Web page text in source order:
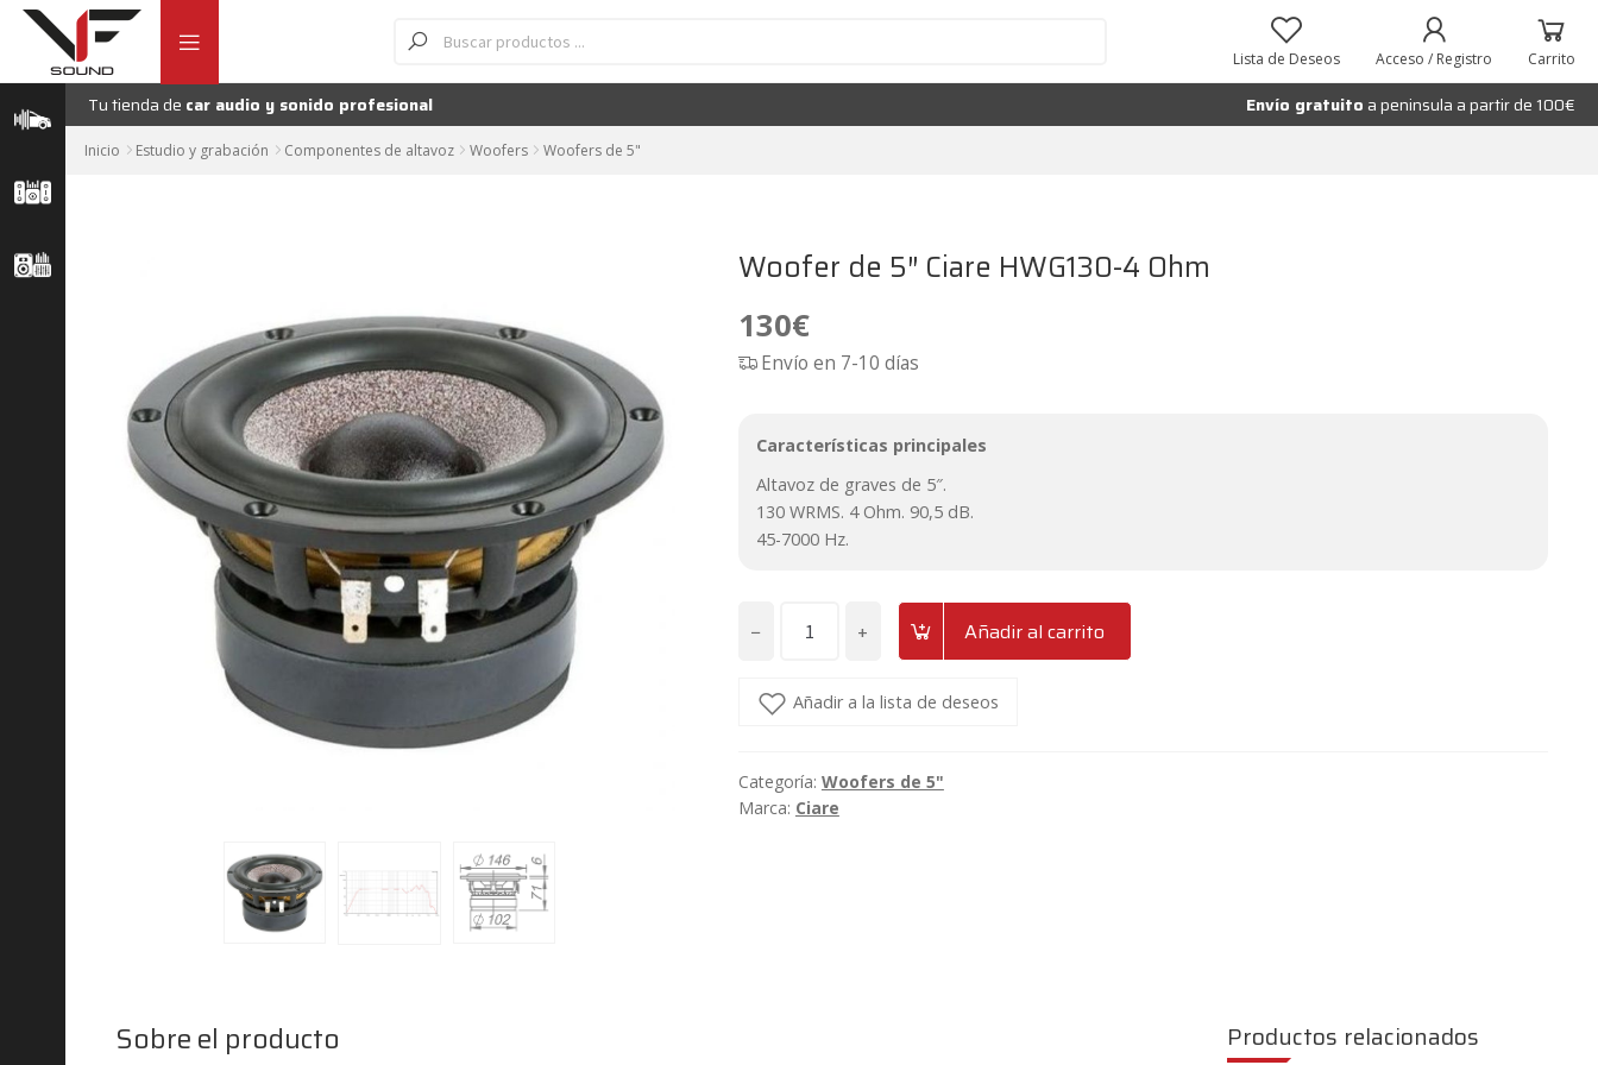
Ir
navegación
Ir
contenido
de
productos Lista de Deseos Acceso / Registro Carrito
Tu tienda de car audio y sonido profesional Envío gratuito a peninsula a partir de 100€
Inicio Estudio y grabación Componentes de altavoz Woofers Woofers de 5"
Woofer de 5″ Ciare HWG130-4 Ohm
130€
Envío en 7-10 días
Características principales
Altavoz de graves de 5″.
130 WRMS. 4 Ohm. 90,5 dB.
45-7000 Hz.
−
4
Ohm
+ Añadir al carrito
Añadir a la lista de deseos
Categoría: Woofers de 5"
Marca: Ciare
Sobre el producto Productos relacionados
Añadir al carrito